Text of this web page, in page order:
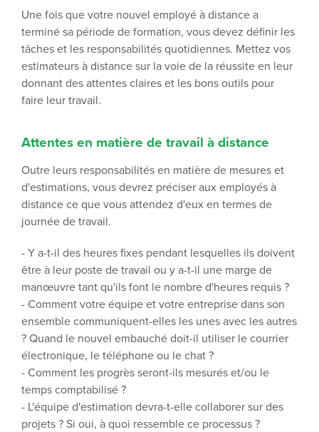
Une fois que votre nouvel employé à distance a
terminé sa période de formation, vous devez définir les
tâches et les responsabilités quotidiennes. Mettez vos
estimateurs à distance sur la voie de la réussite en leur
donnant des attentes claires et les bons outils pour
faire leur travail.
Attentes en matière de travail à distance
Outre leurs responsabilités en matière de mesures et
d'estimations, vous devrez préciser aux employés à
distance ce que vous attendez d'eux en termes de
journée de travail.
- Y a-t-il des heures fixes pendant lesquelles ils doivent
être à leur poste de travail ou y a-t-il une marge de
manœuvre tant qu'ils font le nombre d'heures requis ?
- Comment votre équipe et votre entreprise dans son
ensemble communiquent-elles les unes avec les autres
? Quand le nouvel embauché doit-il utiliser le courrier
électronique, le téléphone ou le chat ?
- Comment les progrès seront-ils mesurés et/ou le
temps comptabilisé ?
- L'équipe d'estimation devra-t-elle collaborer sur des
projets ? Si oui, à quoi ressemble ce processus ?